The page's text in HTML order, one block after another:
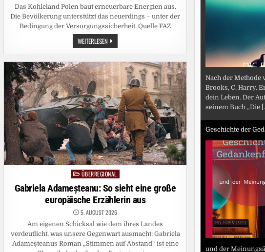
Das Kohleland Polen baut erneuerbare Energien aus.
Die Bevölkerung unterstützt das neuerdings – unter der
Bedingung der Versorgungssicherheit. Quelle FAZ
WEITERLESEN ENERGIEWENDE
IN
POLEN:
SONNE,
WIND
UND
KERNKRAFT
FÜR
POLENS
ENERGIEMARKT
PostedÜBERREGIONAL
Gabriela Adameșteanu: So sieht eine große
europäische Erzählerin aus
5. AUGUST 2026
Am eigenen Schicksal wie dem ihres Landes
verdeutlicht, was unsere Gegenwart ausmacht: Gabriela
Adameșteanus Roman „Stimmen auf Abstand“ ist eine
Nach der Methode
Brooks, C. Harry.
dein Leben. Der
seinem Buch „Die
Geschichte der
und der